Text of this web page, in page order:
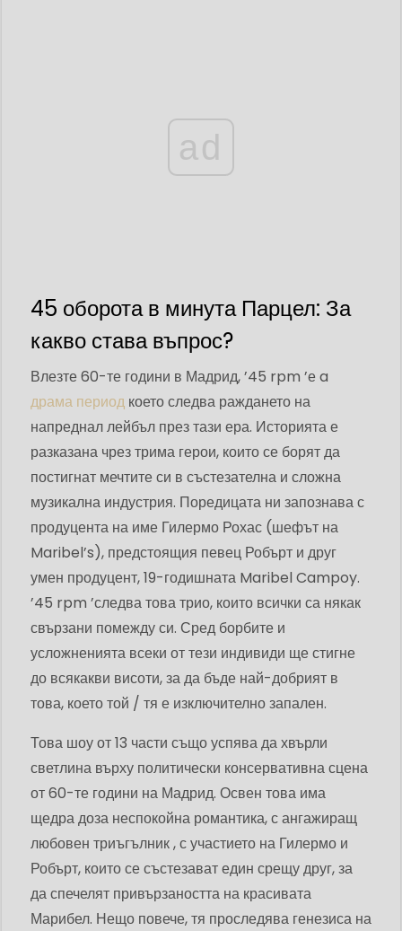
ad
45 оборота в минута Парцел: За
какво става въпрос?
Влезте 60-те години в Мадрид, ’45 rpm ’е a
драма период което следва раждането на
напреднал лейбъл през тази ера. Историята е
разказана чрез трима герои, които се борят да
постигнат мечтите си в състезателна и сложна
музикална индустрия. Поредицата ни запознава с
продуцента на име Гилермо Рохас (шефът на
Maribel’s), предстоящия певец Робърт и друг
умен продуцент, 19-годишната Maribel Campoy.
’45 rpm ’следва това трио, които всички са някак
свързани помежду си. Сред борбите и
усложненията всеки от тези индивиди ще стигне
до всякакви висоти, за да бъде най-добрият в
това, което той / тя е изключително запален.
Това шоу от 13 части също успява да хвърли
светлина върху политически консервативна сцена
от 60-те години на Мадрид. Освен това има
щедра доза неспокойна романтика, с ангажиращ
любовен триъгълник , с участието на Гилермо и
Робърт, които се състезават един срещу друг, за
да спечелят привързаността на красивата
Марибел. Нещо повече, тя проследява генезиса на